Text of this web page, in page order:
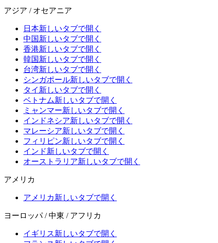
アジア / オセアニア
日本新しいタブで開く
中国新しいタブで開く
香港新しいタブで開く
韓国新しいタブで開く
台湾新しいタブで開く
シンガポール新しいタブで開く
タイ 新しいタブで開く
ベトナム新しいタブで開く
ミャンマー新しいタブで開く
インドネシア新しいタブで開く
マレーシア新しいタブで開く
フィリピン新しいタブで開く
インド新しいタブで開く
オーストラリア新しいタブで開く
アメリカ
アメリカ新しいタブで開く
ヨーロッパ / 中東 / アフリカ
イギリス新しいタブで開く